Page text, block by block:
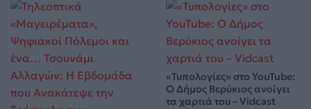
«Τυπολογίες» στο YouTube:
Ο Δήμος Βερύκιος ανοίγει
τα χαρτιά του – Vidcast